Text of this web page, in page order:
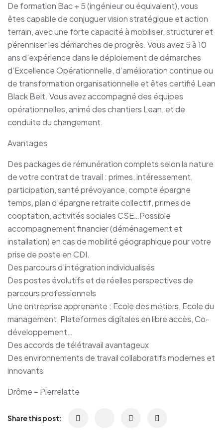
De formation Bac + 5 (ingénieur ou équivalent), vous
êtes capable de conjuguer vision stratégique et action
terrain, avec une forte capacité à mobiliser, structurer et
pérenniser les démarches de progrès. Vous avez 5 à 10
ans d’expérience dans le déploiement de démarches
d’Excellence Opérationnelle, d’amélioration continue ou
de transformation organisationnelle et êtes certifié Lean
Black Belt. Vous avez accompagné des équipes
opérationnelles, animé des chantiers Lean, et de
conduite du changement.
Avantages
Des packages de rémunération complets selon la nature
de votre contrat de travail : primes, intéressement,
participation, santé prévoyance, compte épargne
temps, plan d’épargne retraite collectif, primes de
cooptation, activités sociales CSE…Possible
accompagnement financier (déménagement et
installation) en cas de mobilité géographique pour votre
prise de poste en CDI.
Des parcours d’intégration individualisés
Des postes évolutifs et de réelles perspectives de
parcours professionnels
Une entreprise apprenante : Ecole des métiers, Ecole du
management, Plateformes digitales en libre accès, Co-
développement…
Des accords de télétravail avantageux
Des environnements de travail collaboratifs modernes et
innovants
Drôme – Pierrelatte
Share this post: